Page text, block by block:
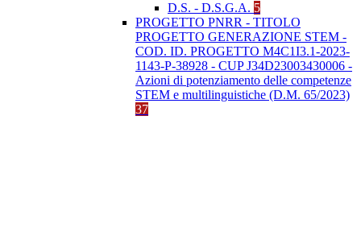
D.S. - D.S.G.A. 5
PROGETTO PNRR - TITOLO
PROGETTO GENERAZIONE STEM -
COD. ID. PROGETTO M4C1I3.1-2023-
1143-P-38928 - CUP J34D23003430006 -
Azioni di potenziamento delle competenze
STEM e multilinguistiche (D.M. 65/2023)
37